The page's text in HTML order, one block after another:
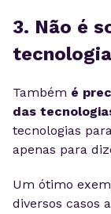
3. Não é
Também é
das
tecnologias
apenas para
Um ótimo
diversos casos